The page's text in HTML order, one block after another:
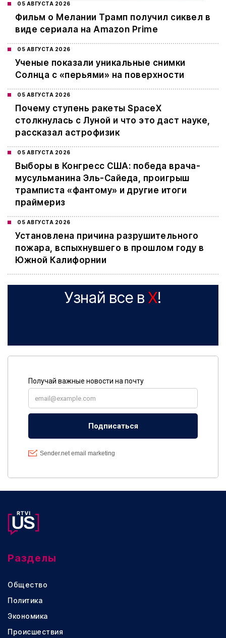
05 АВГУСТА 2026
Фильм о Мелании Трамп получил сиквел в
виде сериала на Amazon Prime
05 АВГУСТА 2026
Ученые показали уникальные снимки
Солнца с «перьями» на поверхности
05 АВГУСТА 2026
Почему ступень ракеты SpaceX
столкнулась с Луной и что это даст науке,
рассказал астрофизик
05 АВГУСТА 2026
Выборы в Конгресс США: победа врача-
мусульманина Эль-Сайеда, проигрыш
трамписта «фантому» и другие итоги
праймериз
05 АВГУСТА 2026
Установлена причина разрушительного
пожара, вспыхнувшего в прошлом году в
Южной Калифорнии
Узнай все в X!
Разделы
Общество
Политика
Экономика
Происшествия